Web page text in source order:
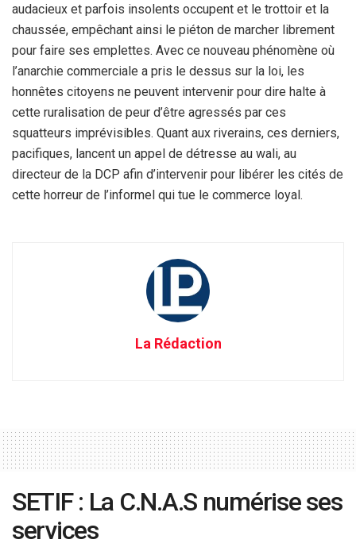
audacieux et parfois insolents occupent et le trottoir et la
chaussée, empêchant ainsi le piéton de marcher librement
pour faire ses emplettes. Avec ce nouveau phénomène où
l’anarchie commerciale a pris le dessus sur la loi, les
honnêtes citoyens ne peuvent intervenir pour dire halte à
cette ruralisation de peur d’être agressés par ces
squatteurs imprévisibles. Quant aux riverains, ces derniers,
pacifiques, lancent un appel de détresse au wali, au
directeur de la DCP afin d’intervenir pour libérer les cités de
cette horreur de l’informel qui tue le commerce loyal.
La Rédaction
SETIF : La C.N.A.S numérise ses
services